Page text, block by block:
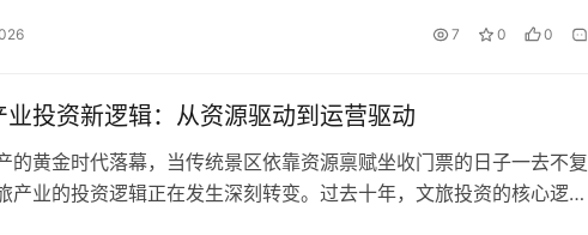
7 0 0
业投资新逻辑：从资源驱动到运营驱动
的黄金时代落幕，当传统景区依靠资源禀赋坐收门票的日子一去不复
产业的投资逻辑正在发生深刻转变。过去十年，文旅投资的核心逻辑